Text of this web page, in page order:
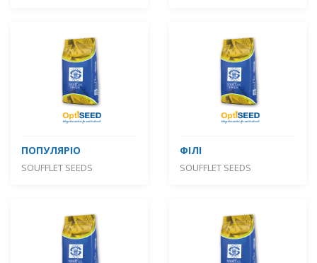
ПОПУЛЯРІО
SOUFFLET SEEDS
ФІЛІ
SOUFFLET SEEDS